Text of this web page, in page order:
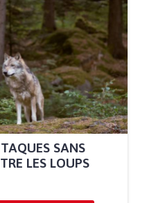
SANS
LES LOUPS